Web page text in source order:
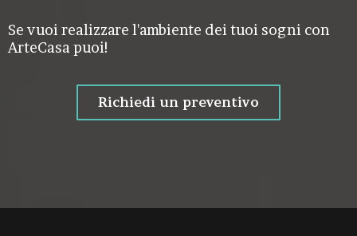
Se vuoi realizzare l'ambiente dei tuoi sogni con
ArteCasa puoi!
Richiedi un preventivo